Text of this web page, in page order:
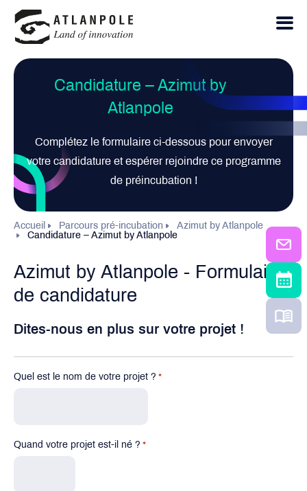
Candidature – Azimut by
Atlanpole
Complétez le formulaire ci-dessous pour envoyer
votre candidature et espérer rejoindre ce programme
de préincubation !
Accueil Parcours pré-incubation
Azimut by Atlanpole
Candidature – Azimut by Atlanpole
Azimut by Atlanpole - Formulaire
de candidature
Dites-nous en plus sur votre projet !
Quel est le nom de votre projet ? *
Quand votre projet est-il né ? *